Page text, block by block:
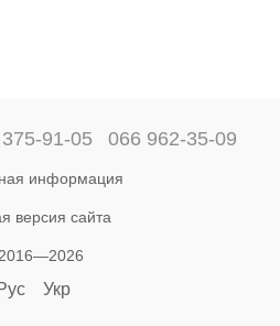
91-05 066 962-35-09
информация
версия сайта
Укр